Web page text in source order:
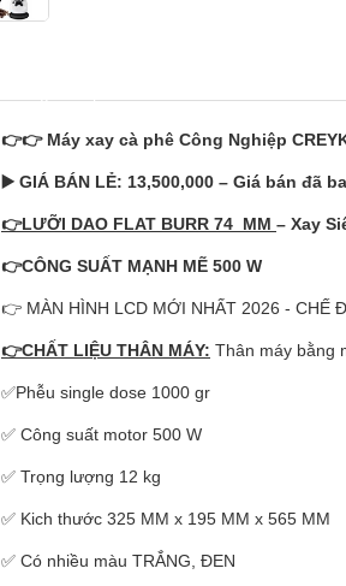
👉👉 Máy xay cà phê Công Nghiệp
▶️ GIÁ BÁN LẺ: 13,500,000 – Giá bán đã
👉LƯỠI DAO FLAT BURR 74 MM – Xay
👉CÔNG SUẤT MẠNH MẼ 500 W
👉 MÀN HÌNH LCD MỚI NHẤT 2026 - CHẾ
👉CHẤT LIỆU THÂN MÁY: Thân máy bằng
✅Phễu single dose 1000 gr
✅ Công suất motor 500 W
✅ Trọng lượng 12 kg
✅ Kich thước 325 MM x 195 MM x 565 MM
✅ Có nhiều màu TRẮNG, ĐEN